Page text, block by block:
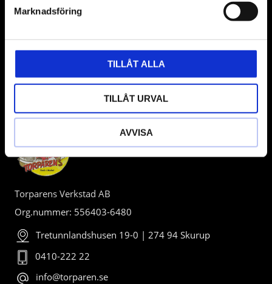
Marknadsföring
TILLÅT ALLA
TILLÅT URVAL
AVVISA
Torparens Verkstad AB
Org.nummer: 556403-6480
Tretunnlandshusen 19-0 | 274 94 Skurup
0410-222 22
info@torparen.se